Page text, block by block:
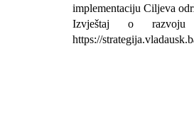
implementaciju Ciljeva
Izvještaj o
https://